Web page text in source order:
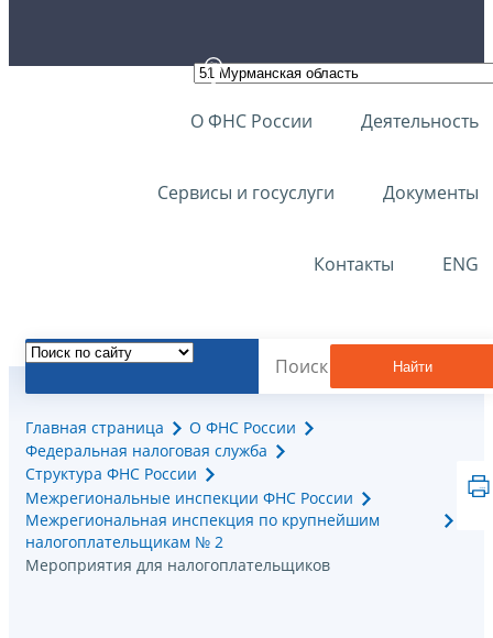
О ФНС России Деятельность
Сервисы и госуслуги Документы
Контакты ENG
Найти
Главная страница
О ФНС России
Федеральная налоговая служба
Структура ФНС России
Межрегиональные инспекции ФНС России
Межрегиональная инспекция по крупнейшим
налогоплательщикам № 2
Мероприятия для налогоплательщиков